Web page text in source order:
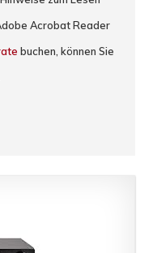
Acrobat Reader
buchen, können Sie